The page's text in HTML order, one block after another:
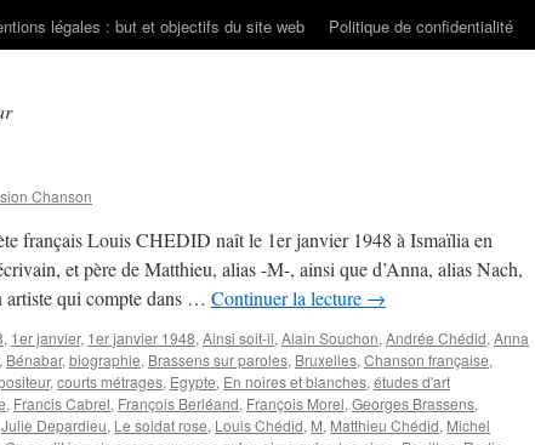
légales : but et objectifs du site web Politique de confidentialité
Chanson
français Louis CHEDID naît le 1er janvier 1948 à Ismaïlia en
et père de Matthieu, alias -M-, ainsi que d’Anna, alias Nach,
artiste qui compte dans … Continuer la lecture →
, 1er janvier, 1er janvier 1948, Ainsi soit-il, Alain Souchon, Andrée Chédid, Anna
, Bénabar, biographie, Brassens sur paroles, Bruxelles, Chanson française,
, courts métrages, Egypte, En noires et blanches, études d'art
, Francis Cabrel, François Berléand, François Morel, Georges Brassens,
Julie Depardieu, Le soldat rose, Louis Chédid, M, Matthieu Chédid, Michel